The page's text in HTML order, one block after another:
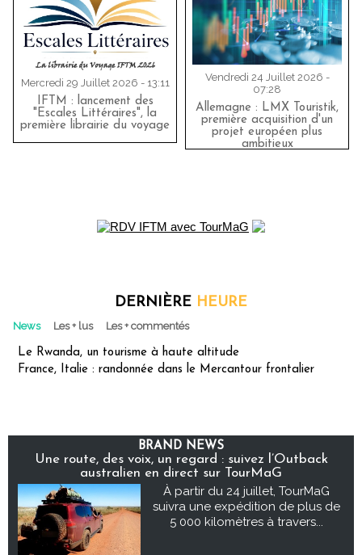
Mercredi 29 Juillet 2026 - 13:11
IFTM : lancement des
"Escales Littéraires", la
première librairie du voyage
Vendredi 24 Juillet 2026 -
07:28
Allemagne : LMX Touristik,
première acquisition d'un
projet européen plus
ambitieux
DERNIÈRE HEURE
News Les + lus Les + commentés
Le Rwanda, un tourisme à haute altitude
France, Italie : randonnée dans le Mercantour frontalier
BRAND NEWS
Une route, des voix, un regard : suivez l’Outback
australien en direct sur TourMaG
À partir du 24 juillet, TourMaG
suivra une expédition de plus de
5 000 kilomètres à travers...